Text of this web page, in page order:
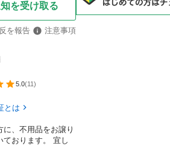
を受け取る
を報告
注意事項
5.0(11 )
とは
に、不用品をお譲り
ております。 宜し